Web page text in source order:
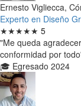
Ernesto Vigliecca,
Experto en Diseño
★★★★★ 5
"Me queda
conformidad por
🎓 Egresado 2024